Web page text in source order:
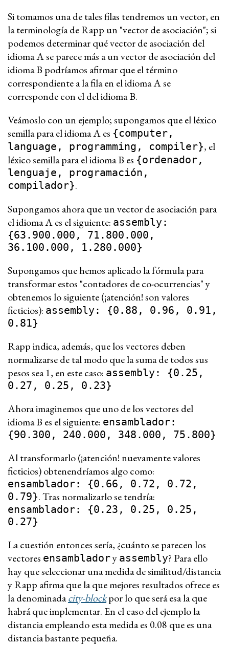
Si tomamos una de tales filas tendremos un vector, en
la terminología de Rapp un "vector de asociación"; si
podemos determinar qué vector de asociación del
idioma A se parece más a un vector de asociación del
idioma B podríamos afirmar que el término
correspondiente a la fila en el idioma A se
corresponde con el del idioma B.
Veámoslo con un ejemplo; supongamos que el léxico
semilla para el idioma A es {computer,
language, programming, compiler}, el
léxico semilla para el idioma B es {ordenador,
lenguaje, programación,
compilador}.
Supongamos ahora que un vector de asociación para
el idioma A es el siguiente: assembly:
{63.900.000, 71.800.000,
36.100.000, 1.280.000}
Supongamos que hemos aplicado la fórmula para
transformar estos "contadores de co-ocurrencias" y
obtenemos lo siguiente (¡atención! son valores
ficticios): assembly: {0.88, 0.96, 0.91,
0.81}
Rapp indica, además, que los vectores deben
normalizarse de tal modo que la suma de todos sus
pesos sea 1, en este caso: assembly: {0.25,
0.27, 0.25, 0.23}
Ahora imaginemos que uno de los vectores del
idioma B es el siguiente: ensamblador:
{90.300, 240.000, 348.000, 75.800}
Al transformarlo (¡atención! nuevamente valores
ficticios) obtenendríamos algo como:
ensamblador: {0.66, 0.72, 0.72,
0.79}. Tras normalizarlo se tendría:
ensamblador: {0.23, 0.25, 0.25,
0.27}
La cuestión entonces sería, ¿cuánto se parecen los
vectores ensambladory assembly? Para ello
hay que seleccionar una medida de similitud/distancia
y Rapp afirma que la que mejores resultados ofrece es
la denominadacity-blockpor lo que será esa la que
habrá que implementar. En el caso del ejemplo la
distancia empleando esta medida es 0.08 que es una
distancia bastante pequeña.